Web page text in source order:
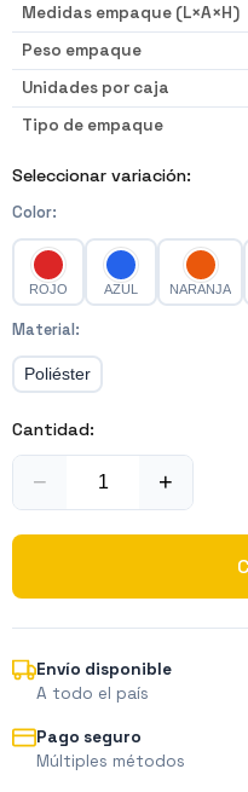
Medidas empaque (L×A×H)
Peso empaque
Unidades por caja
Tipo de empaque
Seleccionar variación:
Color:
ROJO AZUL NARANJA
Material:
Poliéster
Cantidad:
− +
Envío disponible
A todo el país
Pago seguro
Múltiples métodos